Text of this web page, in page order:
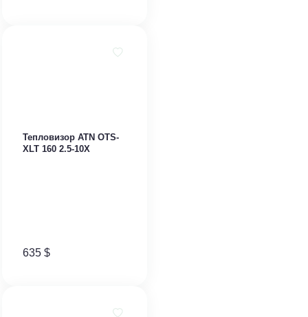
Тепловизор ​ATN OTS-
XLT 160 2.5-10X
635 $